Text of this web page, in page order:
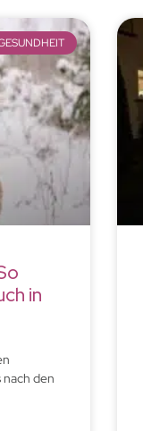
in
den